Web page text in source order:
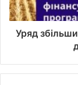
н
о
ш
Уряд